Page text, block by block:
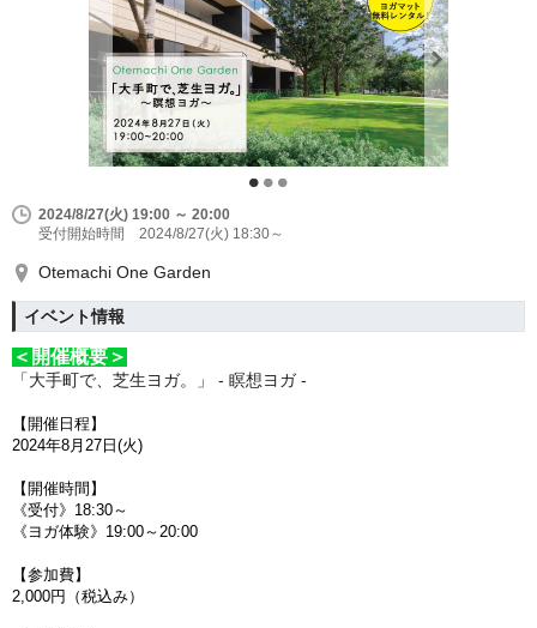
2024/8/27(火) 19:00 ～ 20:00
受付開始時間 2024/8/27(火) 18:30～
Otemachi One Garden
イベント情報
＜開催概要＞
「大手町で、芝生ヨガ。」 - 瞑想ヨガ -
【開催日程】
2024年8月27日(火)
【開催時間】
《受付》18:30～
《ヨガ体験》19:00～20:00
【参加費】
2,000円（税込み）